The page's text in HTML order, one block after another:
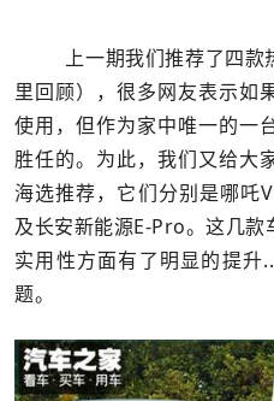
上一期我们推荐了四款
里回顾），很多网友表示如
使用，但作为家中唯一的一
胜任的。为此，我们又给大
海选推荐，它们分别是哪吒
及长安新能源E-Pro。这几
实用性方面有了明显的提升
题。